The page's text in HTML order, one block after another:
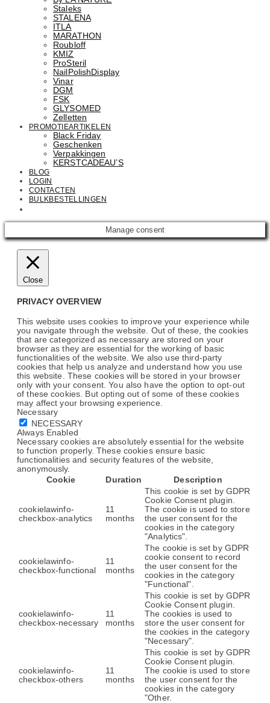
Staleks
STALENA
ITLA
MARATHON
Roubloff
KMIZ
ProSteril
NailPolishDisplay
Vinar
DGM
FSK
GLYSOMED
Zelletten
PROMOTIEARTIKELEN
Black Friday
Geschenken
Verpakkingen
KERSTCADEAU’S
BLOG
LOGIN
CONTACTEN
BULKBESTELLINGEN
Manage consent
Close
PRIVACY OVERVIEW
This website uses cookies to improve your experience while
you navigate through the website. Out of these, the cookies
that are categorized as necessary are stored on your
browser as they are essential for the working of basic
functionalities of the website. We also use third-party
cookies that help us analyze and understand how you use
this website. These cookies will be stored in your browser
only with your consent. You also have the option to opt-out
of these cookies. But opting out of some of these cookies
may affect your browsing experience.
Necessary
NECESSARY
Always Enabled
Necessary cookies are absolutely essential for the website
to function properly. These cookies ensure basic
functionalities and security features of the website,
anonymously.
Cookie
Duration Description
cookielawinfo-
checkbox-analytics
11
months
This cookie is set by GDPR
Cookie Consent plugin.
The cookie is used to store
the user consent for the
cookies in the category
"Analytics".
cookielawinfo-
checkbox-functional
11
months
The cookie is set by GDPR
cookie consent to record
the user consent for the
cookies in the category
"Functional".
cookielawinfo-
checkbox-necessary
11
months
This cookie is set by GDPR
Cookie Consent plugin.
The cookies is used to
store the user consent for
the cookies in the category
"Necessary".
cookielawinfo-
checkbox-others
11
months
This cookie is set by GDPR
Cookie Consent plugin.
The cookie is used to store
the user consent for the
cookies in the category
"Other.